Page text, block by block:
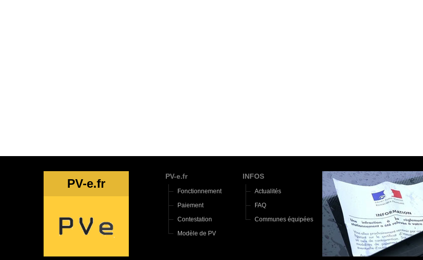
PV-e.fr
PV-e.fr
Fonctionnement
Paiement
Contestation
Modèle de PV
INFOS
Actualités
FAQ
Communes équipées